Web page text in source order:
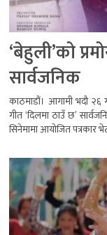
‘बेहुली’को
सार्वजनिक
काठमाडौं। आगामी भदौ २६
गीत ‘दिलमा ठाउँ छ’
सिनेमामा आयोजित पत्रकार